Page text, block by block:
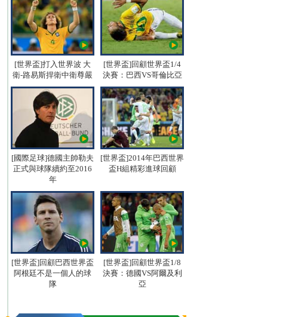
[世界盃]打入世界波 大
衛-路易斯捍衛中衛尊嚴
[世界盃]回顧世界盃1/4
決賽：巴西VS哥倫比亞
[國際足球]德國主帥勒夫
正式與球隊續約至2016
年
[世界盃]2014年巴西世界
盃H組精彩進球回顧
[世界盃]回顧巴西世界盃
阿根廷不是一個人的球
隊
[世界盃]回顧世界盃1/8
決賽：德國VS阿爾及利
亞